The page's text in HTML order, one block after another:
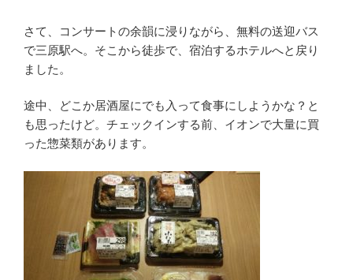
さて、コンサートの余韻に浸りながら、無料の送迎バス
で三原駅へ。そこから徒歩で、宿泊するホテルへと戻り
ました。
途中、どこか居酒屋にでも入って食事にしようかな？と
も思ったけど。チェックインする前、イオンで大量に買
った惣菜類があります。